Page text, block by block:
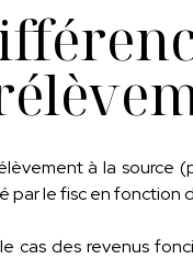
à la source
par le fisc en fonction
cas des revenus